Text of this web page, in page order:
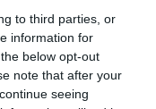
to third parties, or
information for
below opt-out
note that after your
seeing
Πιστεύουμε
των
βάση, σε αυτή
το
ο Φοίνικας,